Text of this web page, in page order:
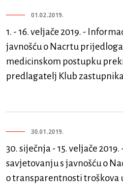
01.02.2019.
1. - 16. veljače 2019. -
javnošću o Nacrtu
medicinskom postupku
predlagatelj Klub zastupnika
30.01.2019.
30. siječnja - 15. veljače
savjetovanju s javnošću o
o transparentnosti troškova